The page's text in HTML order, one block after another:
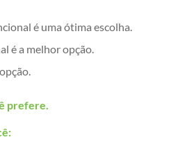
é uma ótima escolha.
é a melhor opção.
prefere.